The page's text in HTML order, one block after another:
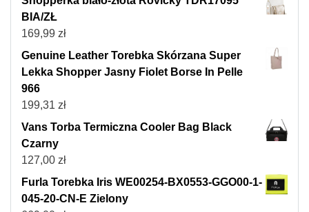
BIA/ZŁ
169,99 zł
Genuine Leather Torebka Skórzana Super
Lekka Shopper Jasny Fiolet Borse In Pelle
966
199,31 zł
Vans Torba Termiczna Cooler Bag Black
Czarny
127,00 zł
Furla Torebka Iris WE00254-BX0553-GGO00-1-
045-20-CN-E Zielony